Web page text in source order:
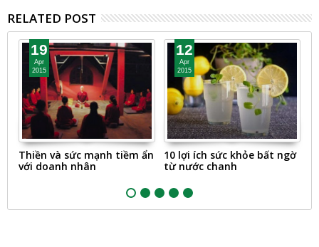
RELATED POST
19
Apr
2015
Thiền và sức mạnh tiềm ẩn
với doanh nhân
12
Apr
2015
10 lợi ích sức khỏe bất ngờ
từ nước chanh